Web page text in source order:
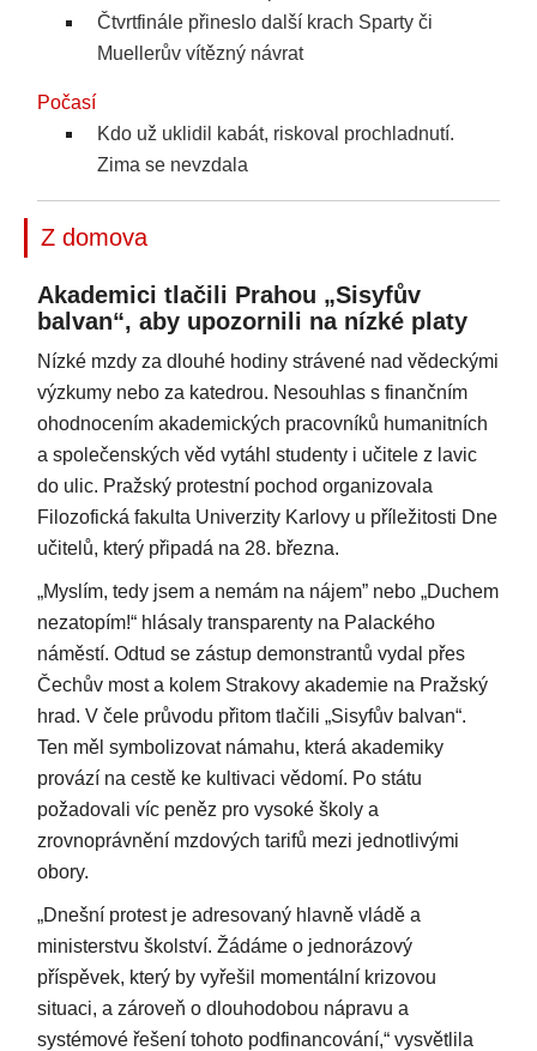
Čtvrtfinále přineslo další krach Sparty či
Muellerův vítězný návrat
Počasí
Kdo už uklidil kabát, riskoval prochladnutí.
Zima se nevzdala
Z domova
Akademici tlačili Prahou „Sisyfův
balvan“, aby upozornili na nízké platy
Nízké mzdy za dlouhé hodiny strávené nad vědeckými
výzkumy nebo za katedrou. Nesouhlas s finančním
ohodnocením akademických pracovníků humanitních
a společenských věd vytáhl studenty i učitele z lavic
do ulic. Pražský protestní pochod organizovala
Filozofická fakulta Univerzity Karlovy u příležitosti Dne
učitelů, který připadá na 28. března.
„Myslím, tedy jsem a nemám na nájem” nebo „Duchem
nezatopím!“ hlásaly transparenty na Palackého
náměstí. Odtud se zástup demonstrantů vydal přes
Čechův most a kolem Strakovy akademie na Pražský
hrad. V čele průvodu přitom tlačili „Sisyfův balvan“.
Ten měl symbolizovat námahu, která akademiky
provází na cestě ke kultivaci vědomí. Po státu
požadovali víc peněz pro vysoké školy a
zrovnoprávnění mzdových tarifů mezi jednotlivými
obory.
„Dnešní protest je adresovaný hlavně vládě a
ministerstvu školství. Žádáme o jednorázový
příspěvek, který by vyřešil momentální krizovou
situaci, a zároveň o dlouhodobou nápravu a
systémové řešení tohoto podfinancování,“ vysvětlila